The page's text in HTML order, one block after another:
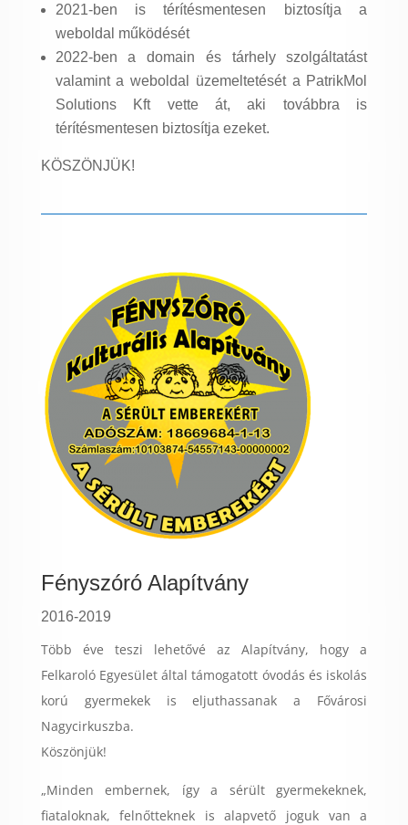
2021-ben is térítésmentesen biztosítja a
weboldal működését
2022-ben a domain és tárhely szolgáltatást
valamint a weboldal üzemeltetését a PatrikMol
Solutions Kft vette át, aki továbbra is
térítésmentesen biztosítja ezeket.
KÖSZÖNJÜK!
Fényszóró Alapítvány
2016-2019
Több éve teszi lehetővé az Alapítvány, hogy a
Felkaroló Egyesület által támogatott óvodás és iskolás
korú gyermekek is eljuthassanak a Fővárosi
Nagycirkuszba.
Köszönjük!
„Minden embernek, így a sérült gyermekeknek,
fiataloknak, felnőtteknek is alapvető joguk van a